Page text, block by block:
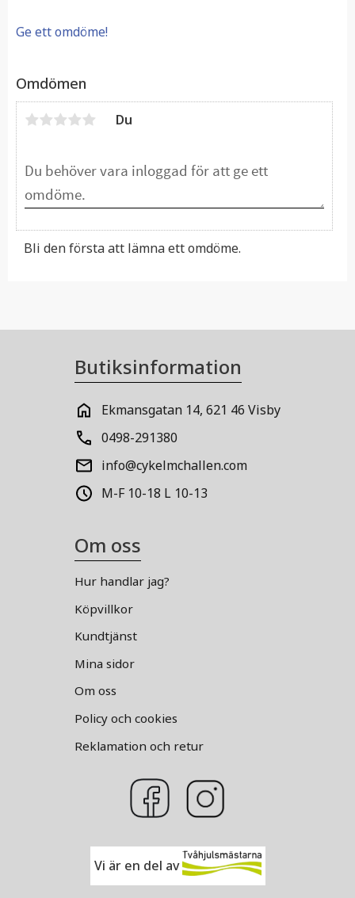
Ge ett omdöme!
Omdömen
Du
Bli den första att lämna ett omdöme.
Butiksinformation
Ekmansgatan 14, 621 46 Visby
0498-291380
info@cykelmchallen.com
M-F 10-18 L 10-13
Om oss
Hur handlar jag?
Köpvillkor
Kundtjänst
Mina sidor
Om oss
Policy och cookies
Reklamation och retur
Vi är en del av